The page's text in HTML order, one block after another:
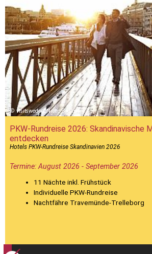
visitsweden_Nicho Södling
PKW-Rundreise 2026: Skandinavische
entdecken
Hotels PKW-Rundreise Skandinavien 2026
Termine: August 2026 - September 2026
11 Nächte inkl. Frühstück
Individuelle PKW-Rundreise
Nachtfähre Travemünde-Trelleborg